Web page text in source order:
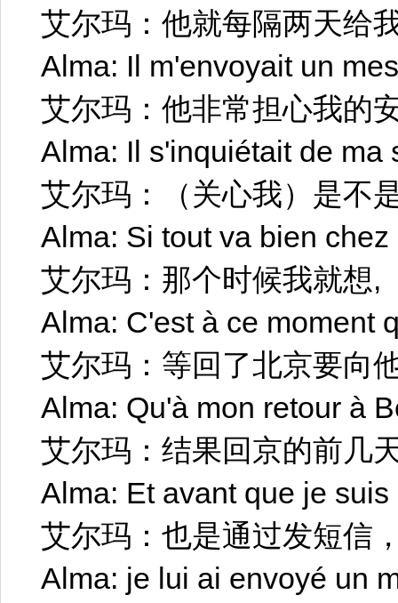
艾尔玛：他就每隔两天给
Alma: Il m'envoyait un
艾尔玛：他非常担心我的
Alma: Il s'inquiétait de ma
艾尔玛：（关心我）是不
Alma: Si tout va bien
艾尔玛：那个时候我就想,
Alma: C'est à ce moment
艾尔玛：等回了北京要向
Alma: Qu'à mon retour à
艾尔玛：结果回京的前几
Alma: Et avant que je suis
艾尔玛：也是通过发短信
Alma: je lui ai envoyé un